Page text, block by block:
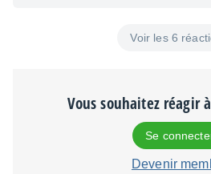
Voir les 6
Vous souhaitez réagir
Se
Devenir